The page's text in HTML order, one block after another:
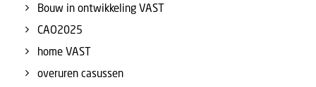
Bouw in ontwikkeling VAST
CAO2025
home VAST
overuren casussen